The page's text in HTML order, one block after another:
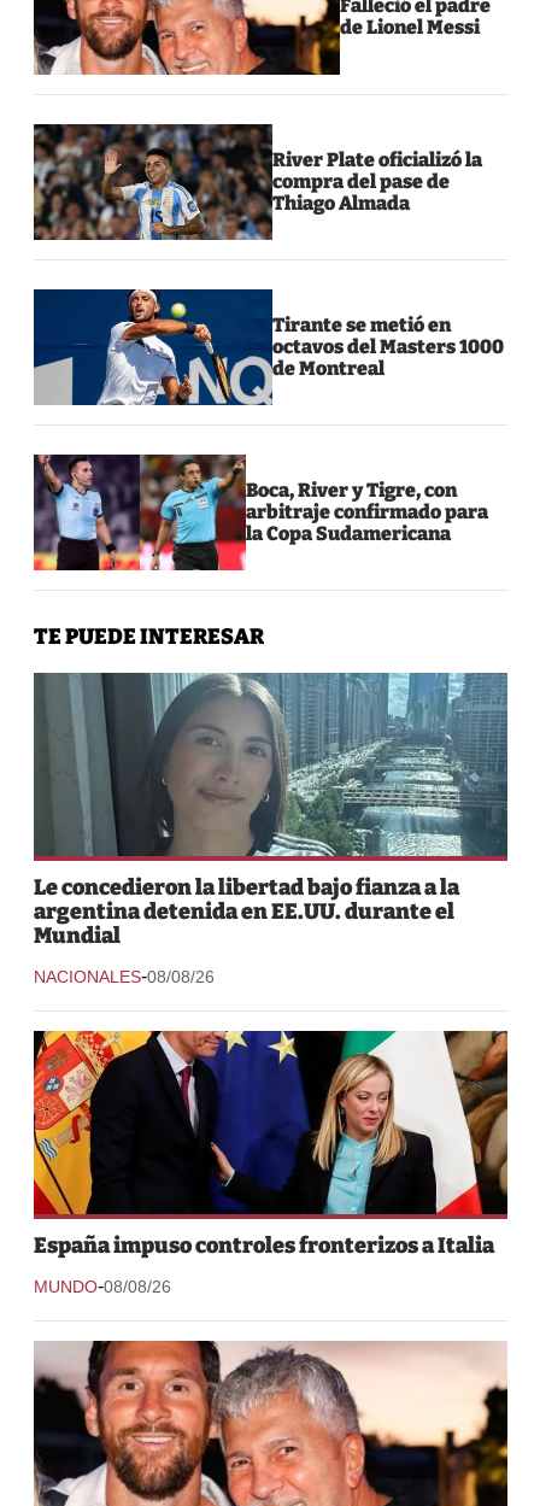
Falleció el padre
de Lionel Messi
River Plate oficializó la
compra del pase de
Thiago Almada
Tirante se metió en
octavos del Masters 1000
de Montreal
Boca, River y Tigre, con
arbitraje confirmado para
la Copa Sudamericana
TE PUEDE INTERESAR
Le concedieron la libertad bajo fianza a la
argentina detenida en EE.UU. durante el
Mundial
NACIONALES-08/08/26
España impuso controles fronterizos a Italia
MUNDO-08/08/26